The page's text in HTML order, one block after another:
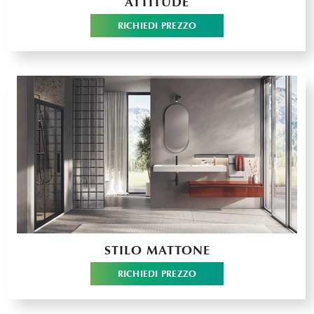
RICHIEDI PREZZO
STILO MATTONE
RICHIEDI PREZZO